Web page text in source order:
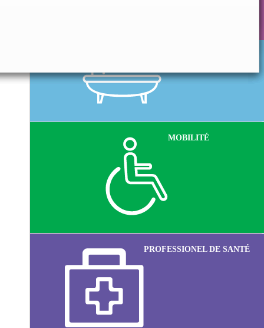
MOBILITÉ
PROFESSIONEL DE SANTÉ